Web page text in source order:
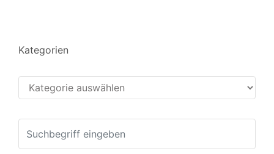
Kategorien
Kategorien